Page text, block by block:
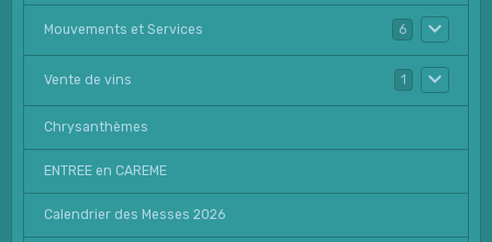
Mouvements et Services 6
Vente de vins 1
Chrysanthèmes
ENTREE en CAREME
Calendrier des Messes 2026